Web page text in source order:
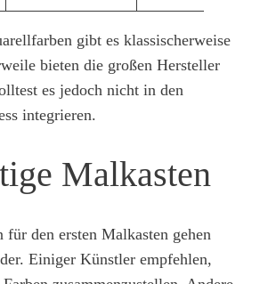
gibt es klassischerweise
bieten die großen Hersteller
es jedoch nicht in den
integrieren.
Malkasten
den ersten Malkasten gehen
Einiger Künstler empfehlen,